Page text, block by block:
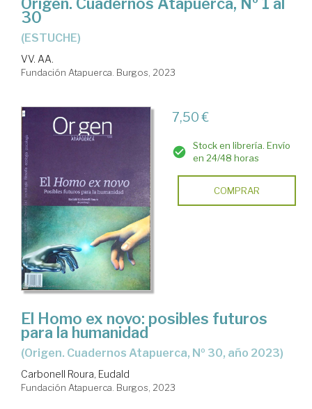
Origen. Cuadernos Atapuerca, Nº 1 al
30
(ESTUCHE)
VV. AA.
Fundación Atapuerca. Burgos, 2023
7,50 €
Stock en librería. Envío
en 24/48 horas
COMPRAR
El Homo ex novo: posibles futuros
para la humanidad
(Origen. Cuadernos Atapuerca, Nº 30, año 2023)
Carbonell Roura, Eudald
Fundación Atapuerca. Burgos, 2023